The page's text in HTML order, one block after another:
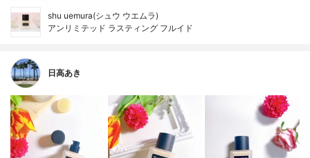
shu uemura(シュウ ウエムラ)
アンリミテッド ラスティング フルイド
日高あき